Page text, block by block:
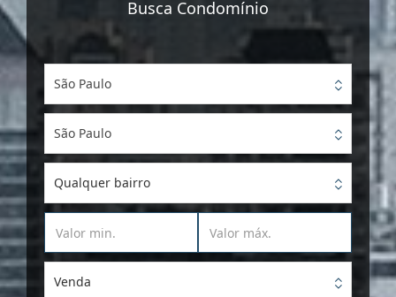
Busca Condomínio
São Paulo
São Paulo
Qualquer bairro
Venda